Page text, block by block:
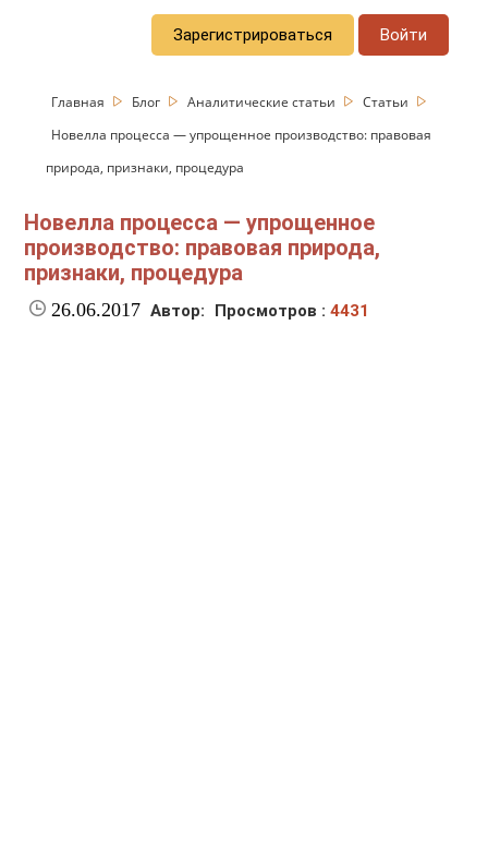
Зарегистрироваться Войти
Главная Блог Аналитические статьи
Статьи
Новелла процесса — упрощенное производство: правовая
природа, признаки, процедура
Новелла процесса — упрощенное
производство: правовая природа,
признаки, процедура
26.06.2017 Автор: Просмотров :4431